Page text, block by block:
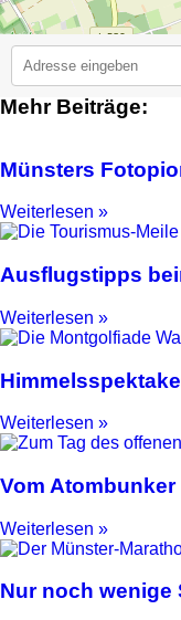
Mehr Beiträge:
Münsters
Weiterlesen »
Ausflugstipps
Weiterlesen »
Weiterlesen »
Vom
Weiterlesen »
Nur noch wenige